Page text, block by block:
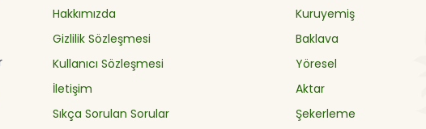
Hakkımızda
Gizlilik Sözleşmesi
Kullanıcı Sözleşmesi
İletişim
Sıkça Sorulan Sorular
Kuruyemiş
Baklava
Yöresel
Aktar
Şekerleme